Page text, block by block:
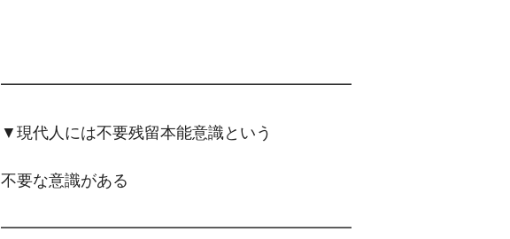
━━━━━━━━━━━━━━━━━━━━━━
▼現代人には不要残留本能意識という
不要な意識がある
━━━━━━━━━━━━━━━━━━━━━━